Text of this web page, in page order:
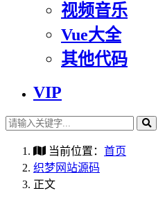
视频音乐
Vue大全
其他代码
VIP
当前位置： 首页
织梦网站源码
正文